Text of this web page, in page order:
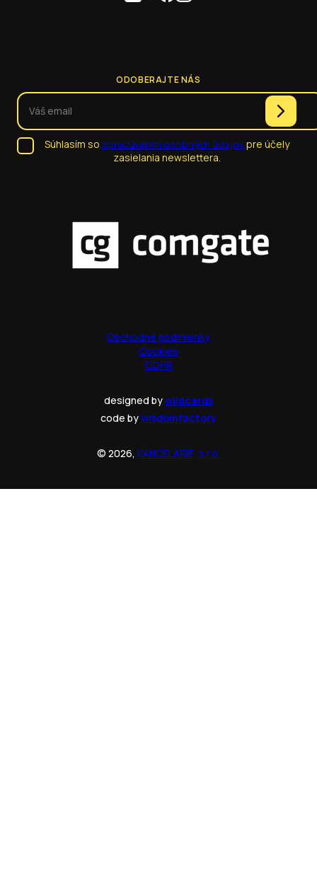
ODOBERAJTE NÁS
Súhlasím so spracúvaním osobných údajovpre účely
zasielania newslettera.
Obchodné podmienky
Cookies
GDPR
designed bywildcards
code bywisdomfactory
© 2026, KANCELARIE, s.r.o.